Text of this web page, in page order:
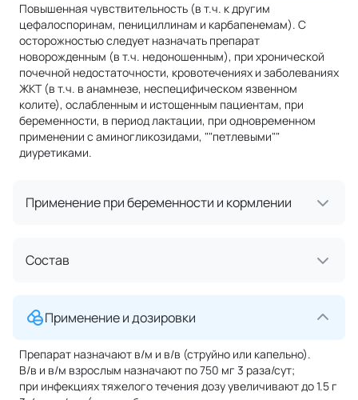
Повышенная чувствительность (в т.ч. к другим
цефалоспоринам, пенициллинам и карбапенемам). С
осторожностью следует назначать препарат
новорожденным (в т.ч. недоношенным), при хронической
почечной недостаточности, кровотечениях и заболеваниях
ЖКТ (в т.ч. в анамнезе, неспецифическом язвенном
колите), ослабленным и истощенным пациентам, при
беременности, в период лактации, при одновременном
применении с аминогликозидами, ""петлевыми""
диуретиками.
Применение при беременности и кормлении
Состав
Применение и дозировки
Препарат назначают в/м и в/в (струйно или капельно).
В/в и в/м взрослым назначают по 750 мг 3 раза/сут;
при инфекциях тяжелого течения дозу увеличивают до 1.5 г